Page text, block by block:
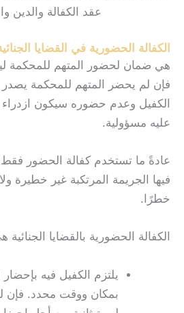
عقد الكفالة والدين
الكفالة الحضورية في القضايا
هي ضمان لحضور المتهم للمحكمة
فإن لم يحضر المتهم للمحكمة
الكفيل وعدم حضوره سيكون
عليه مسؤولية.
عادةً ما تستخدم كفالة الحضور فقط
فيها الجريمة المرتكبة غير خطيرة
خطرًا.
الكفالة الحضورية بالقضايا الجنائية
يلتزم الكفيل فيه
بمكان ووقت محدد. فإن